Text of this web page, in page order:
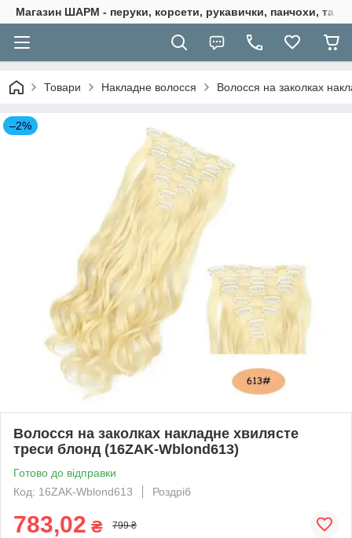
Магазин ШАРМ - перуки, корсети, рукавички, панчохи, та
Товари Накладне волосся Волосся на заколках
–2%
Волосся на заколках накладне хвилясте
треси блонд (16ZAK-Wblond613)
Готово до відправки
Код: 16ZAK-Wblond613
Роздріб
783,02 ₴ 799 ₴